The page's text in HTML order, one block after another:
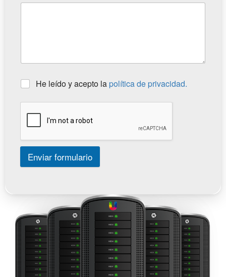
He leído y acepto la política de privacidad.
Enviar formulario